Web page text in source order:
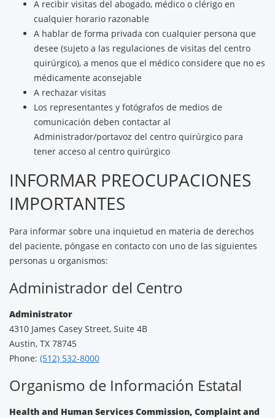
A recibir visitas del abogado, médico o clérigo en
cualquier horario razonable
A hablar de forma privada con cualquier persona que
desee (sujeto a las regulaciones de visitas del centro
quirúrgico), a menos que el médico considere que no es
médicamente aconsejable
A rechazar visitas
Los representantes y fotógrafos de medios de
comunicación deben contactar al
Administrador/portavoz del centro quirúrgico para
tener acceso al centro quirúrgico
INFORMAR PREOCUPACIONES
IMPORTANTES
Para informar sobre una inquietud en materia de derechos
del paciente, póngase en contacto con uno de las siguientes
personas u organismos:
Administrador del Centro
Administrator
4310 James Casey Street, Suite 4B
Austin, TX 78745
Phone: (512) 532-8000
Organismo de Información Estatal
Health and Human Services Commission, Complaint and